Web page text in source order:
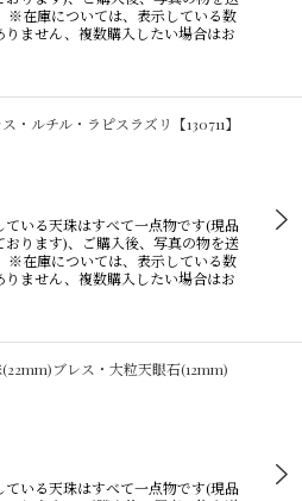
※在庫については、表示している数
りません、複数購入したい場合はお
・ルチル・ラピスラズリ【130711】
いる天珠はすべて一点物です(現品
おります)、ご購入後、写真の物を送
※在庫については、表示している数
りません、複数購入したい場合はお
ブレス・大粒天眼石(12mm)
いる天珠はすべて一点物です(現品